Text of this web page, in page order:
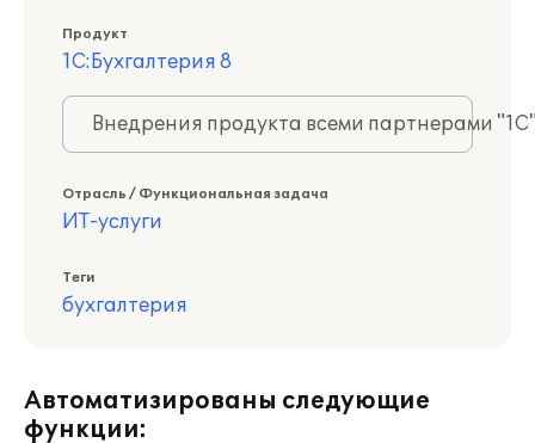
Продукт
1С:Бухгалтерия 8
Внедрения продукта всеми партнерами
Отрасль / Функциональная задача
ИТ-услуги
Теги
бухгалтерия
Автоматизированы следующие
функции: